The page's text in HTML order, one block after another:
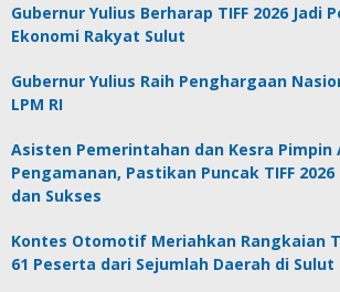
Gubernur Yulius Berharap TIFF 2026 Jadi
Ekonomi Rakyat Sulut
Gubernur Yulius Raih Penghargaan
LPM RI
Asisten Pemerintahan dan Kesra Pimpin
Pengamanan, Pastikan Puncak TIFF
dan Sukses
Kontes Otomotif Meriahkan Rangkaian
61 Peserta dari Sejumlah Daerah di Sulut